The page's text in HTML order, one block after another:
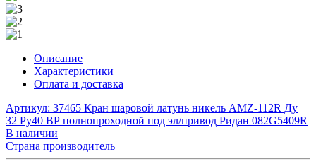
Описание
Характеристики
Оплата и доставка
Артикул: 37465 Кран шаровой латунь никель AMZ-112R Ду
32 Ру40 ВР полнопроходной под эл/привод Ридан 082G5409R
В наличии
Страна производитель